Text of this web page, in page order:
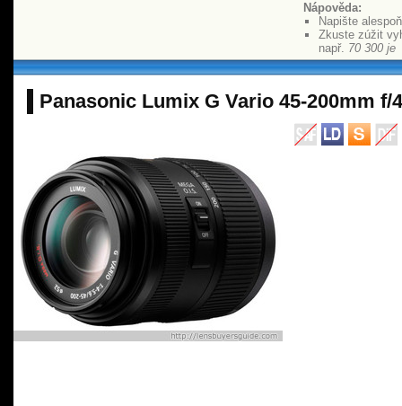
Nápověda:
Napište
Zkuste zúžit
např. 70 300 je
Panasonic Lumix G Vario 45-200mm f/